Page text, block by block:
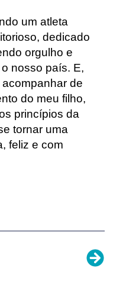
um atleta
dedicado
orgulho e
nosso país. E,
de
do meu filho,
princípios da
tornar uma
feliz e com